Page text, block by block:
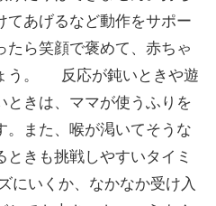
てあげるなど動作をサポー
たら笑顔で褒めて、赤ちゃ
う。 反応が鈍いときや遊
ときは、ママが使うふりを
。また、喉が渇いてそうな
きも挑戦しやすいタイミ
にいくか、なかなか受け入